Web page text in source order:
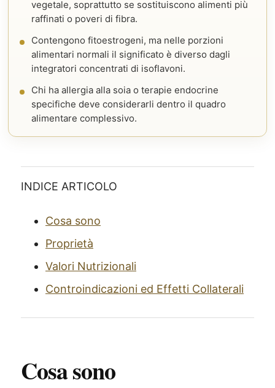
vegetale, soprattutto se sostituiscono alimenti più
raffinati o poveri di fibra.
Contengono fitoestrogeni, ma nelle porzioni
alimentari normali il significato è diverso dagli
integratori concentrati di isoflavoni.
Chi ha allergia alla soia o terapie endocrine
specifiche deve considerarli dentro il quadro
alimentare complessivo.
INDICE ARTICOLO
Cosa sono
Proprietà
Valori Nutrizionali
Controindicazioni ed Effetti Collaterali
Cosa sono